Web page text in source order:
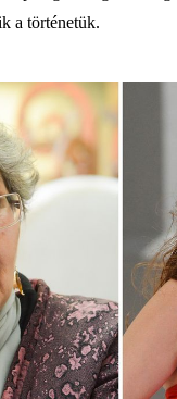
a történetük.